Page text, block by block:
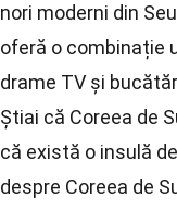
nori moderni din
oferă o combinație
drame TV și
Știai că Coreea de
că există o insulă
despre Coreea de